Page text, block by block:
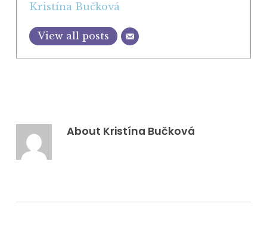
Kristína Bučková
View all posts
About Kristína Bučková